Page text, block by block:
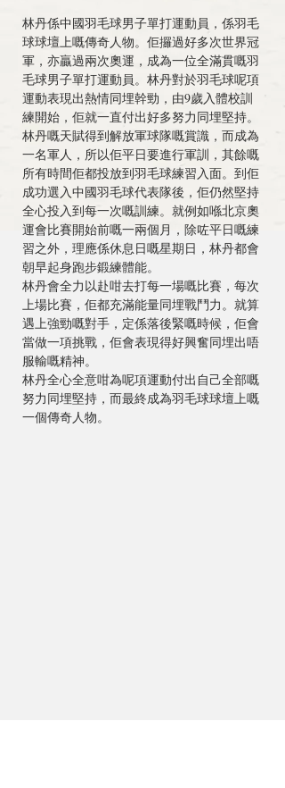
林丹係中國羽毛球男子單打運動員，係羽毛
球球壇上嘅傳奇人物。佢攞過好多次世界冠
軍，亦贏過兩次奧運，成為一位全滿貫嘅羽
毛球男子單打運動員。林丹對於羽毛球呢項
運動表現出熱情同埋幹勁，由9歲入體校訓
練開始，佢就一直付出好多努力同埋堅持。
林丹嘅天賦得到解放軍球隊嘅賞識，而成為
一名軍人，所以佢平日要進行軍訓，其餘嘅
所有時間佢都投放到羽毛球練習入面。到佢
成功選入中國羽毛球代表隊後，佢仍然堅持
全心投入到每一次嘅訓練。就例如喺北京奧
運會比賽開始前嘅一兩個月，除咗平日嘅練
習之外，理應係休息日嘅星期日，林丹都會
朝早起身跑步鍛練體能。
林丹會全力以赴咁去打每一場嘅比賽，每次
上場比賽，佢都充滿能量同埋戰鬥力。就算
遇上強勁嘅對手，定係落後緊嘅時候，佢會
當做一項挑戰，佢會表現得好興奮同埋出唔
服輸嘅精神。
林丹全心全意咁為呢項運動付出自己全部嘅
努力同埋堅持，而最終成為羽毛球球壇上嘅
一個傳奇人物。